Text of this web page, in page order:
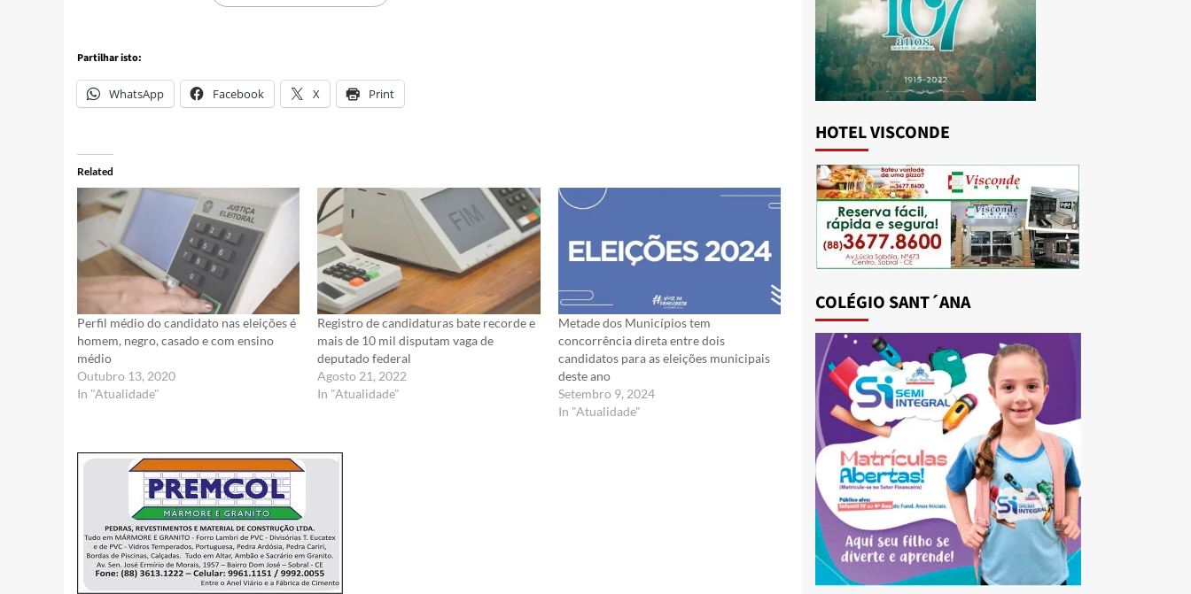
Partilhar isto:
WhatsApp Facebook X Print
Related
Perfil médio do candidato nas eleições é
homem, negro, casado e com ensino
médio
Outubro 13, 2020
In "Atualidade"
Registro de candidaturas bate recorde e
mais de 10 mil disputam vaga de
deputado federal
Agosto 21, 2022
In "Atualidade"
Metade dos Municípios tem
concorrência direta entre dois
candidatos para as eleições municipais
deste ano
Setembro 9, 2024
In "Atualidade"
HOTEL VISCONDE
COLÉGIO SANT´ANA